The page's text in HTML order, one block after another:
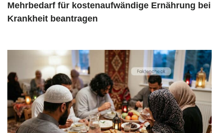
Mehrbedarf für kostenaufwändige Ernährung bei
Krankheit beantragen